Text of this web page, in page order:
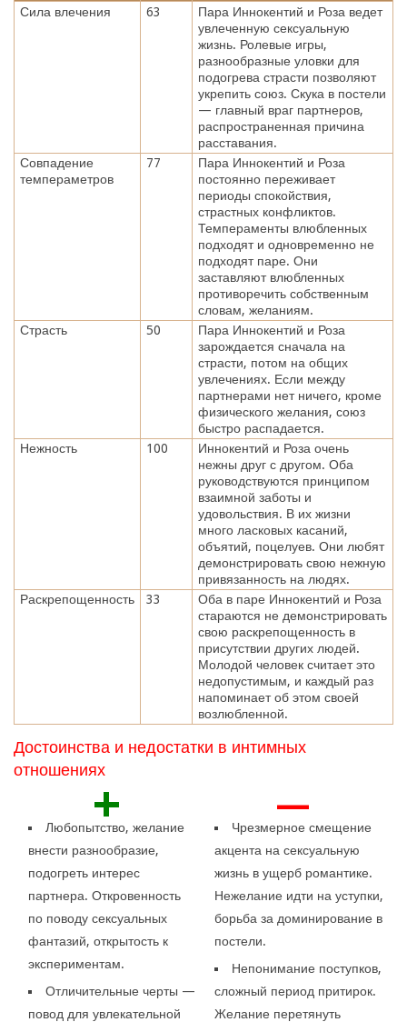
Сила влечения 63
Пара Иннокентий и Роза ведет
увлеченную сексуальную
жизнь. Ролевые игры,
разнообразные уловки для
подогрева страсти позволяют
укрепить союз. Скука в постели
— главный враг партнеров,
распространенная причина
расставания.
Совпадение
темпераметров
77
Пара Иннокентий и Роза
постоянно переживает
периоды спокойствия,
страстных конфликтов.
Темпераменты влюбленных
подходят и одновременно не
подходят паре. Они
заставляют влюбленных
противоречить собственным
словам, желаниям.
Страсть
50
Пара Иннокентий и Роза
зарождается сначала на
страсти, потом на общих
увлечениях. Если между
партнерами нет ничего, кроме
физического желания, союз
быстро распадается.
Нежность
100
Иннокентий и Роза очень
нежны друг с другом. Оба
руководствуются принципом
взаимной заботы и
удовольствия. В их жизни
много ласковых касаний,
объятий, поцелуев. Они любят
демонстрировать свою нежную
привязанность на людях.
Раскрепощенность
33
Оба в паре Иннокентий и Роза
стараются не демонстрировать
свою раскрепощенность в
присутствии других людей.
Молодой человек считает это
недопустимым, и каждый раз
напоминает об этом своей
возлюбленной.
Достоинства и недостатки в интимных
отношениях
+
Любопытство, желание
внести разнообразие,
подогреть интерес
партнера. Откровенность
по поводу сексуальных
фантазий, открытость к
экспериментам.
Отличительные черты —
повод для увлекательной
—
Чрезмерное смещение
акцента на сексуальную
жизнь в ущерб романтике.
Нежелание идти на уступки,
борьба за доминирование в
постели.
Непонимание поступков,
сложный период притирок.
Желание перетянуть